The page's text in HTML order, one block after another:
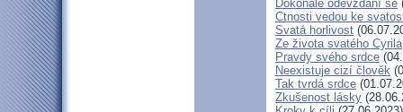
Dokonalé odevzdání se
Ctnosti vedou ke
Svatá horlivost
Ze života svatého Cyrila
Pravdy svého srdce
Neexistuje cizí člověk
Tak tvrdá srdce
Zkušenost lásky